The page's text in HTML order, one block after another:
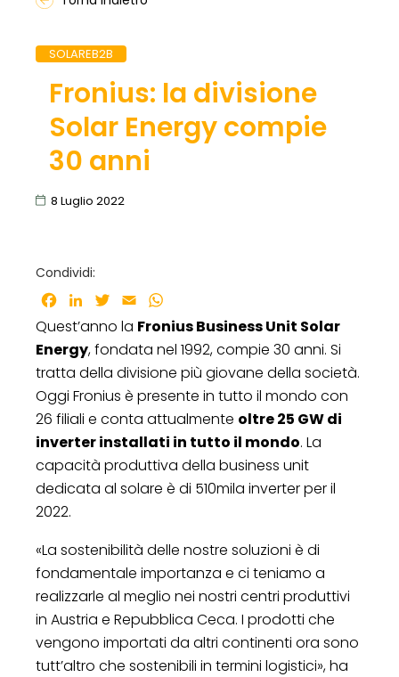
SOLAREB2B
Fronius: la divisione
Solar Energy compie
30 anni
8 Luglio 2022
Condividi:
Facebook
LinkedInTwitter
Email
Quest’anno la Fronius Business Unit Solar
Energy, fondata nel 1992, compie 30 anni. Si
tratta della divisione più giovane della società.
Oggi Fronius è presente in tutto il mondo con
26 filiali e conta attualmente oltre 25 GW di
inverter installati in tutto il mondo. La
capacità produttiva della business unit
dedicata al solare è di 510mila inverter per il
2022.
«La sostenibilità delle nostre soluzioni è di
fondamentale importanza e ci teniamo a
realizzarle al meglio nei nostri centri produttivi
in Austria e Repubblica Ceca. I prodotti che
vengono importati da altri continenti ora sono
tutt’altro che sostenibili in termini logistici», ha